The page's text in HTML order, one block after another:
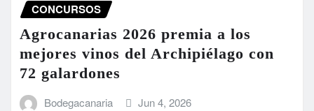
CONCURSOS
Agrocanarias 2026 premia a los
mejores vinos del Archipiélago con
72 galardones
Bodegacanaria Jun 4, 2026